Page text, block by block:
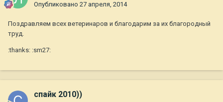
Опубликовано 27 апреля, 2014
Поздравляем всех ветеринаров и благодарим за их благородный
труд.
:thanks: :sm27:
спайк 2010))